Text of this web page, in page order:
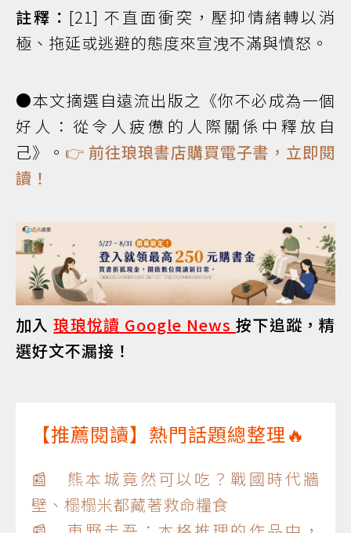
註釋： [21] 不直面衝突，壓抑情緒轉以消
極、拖延或逃避的態度來宣洩不滿與憤怒。
●本文摘選自遠流出版之《你不必成為一個
好人：從令人疲憊的人際關係中釋放自
己》。 👉 前往琅琅書店購買電子書，立即閱
讀！
加入琅琅悅讀 Google News按下追蹤，精
選好文不漏接！
【推薦閱讀】熱門話題總整理🔥
📰 熊本城竟然可以吃？戰國時代牆
壁、榻榻米都藏著救命糧食